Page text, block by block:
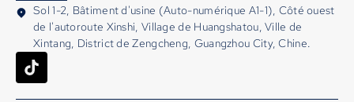
Sol 1-2, Bâtiment d'usine (Auto-numérique A1-1), Côté ouest
de l'autoroute Xinshi, Village de Huangshatou, Ville de
Xintang, District de Zengcheng, Guangzhou City, Chine.